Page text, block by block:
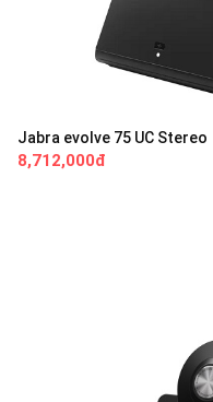
Jabra evolve 75 UC Stereo
8,712,000đ